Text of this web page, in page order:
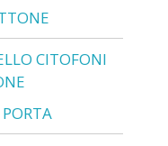
CITOFONI